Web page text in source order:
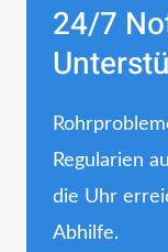
24/7
Regularien
die Uhr
Abhilfe.